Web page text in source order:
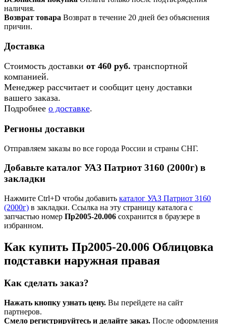
наличия.
Возврат товара Возврат в течение 20 дней без объяснения
причин.
Доставка
Стоимость доставки от 460 руб. транспортной
компанией.
Менеджер рассчитает и сообщит цену доставки
вашего заказа.
Подробнее о доставке.
Регионы доставки
Отправляем заказы во все города России и страны СНГ.
Добавьте каталог УАЗ Патриот 3160 (2000г) в
закладки
Нажмите Ctrl+D чтобы добавить каталог УАЗ Патриот 3160
(2000г) в закладки. Ссылка на эту страницу каталога с
запчастью номер Пр2005-20.006 сохранится в браузере в
избранном.
Как купить Пр2005-20.006 Облицовка
подставки наружная правая
Как сделать заказ?
Нажать кнопку узнать цену. Вы перейдете на сайт
партнеров.
Смело регистрируйтесь и делайте заказ. После оформления